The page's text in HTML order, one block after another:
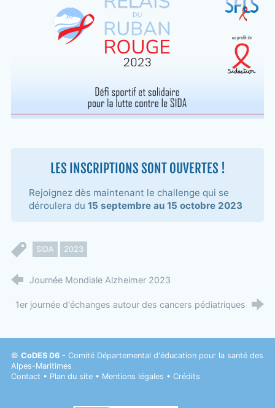
LES INSCRIPTIONS SONT OUVERTES !
Rejoignez dès maintenant le challenge qui se
déroulera du 15 septembre au 15 octobre 2023
SIDA 2023
Journée Mondiale Alzheimer 2023
1er journée d'échanges autour des cancers pédiatriques
© CoDES 06- Comité Départemental d'éducation pour la santé des
Alpes-Maritimes
Contact • Plan du site• Mentions légales • Crédits